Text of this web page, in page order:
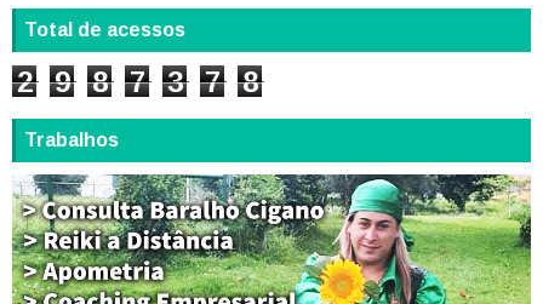
Total de acessos
2 9 8 7 3 7 8
Trabalhos